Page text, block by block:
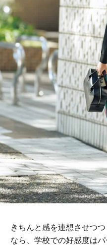
きちんと感を連想させつ
なら、学校での好感度は